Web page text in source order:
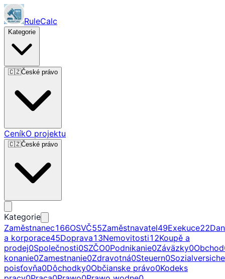
RuleCalc
Kategorie
🇨🇿České právo
CeníkO projektu
🇨🇿České právo
Kategorie
Zaměstnanec166OSVČ55Zaměstnavatel49Exekuce22
a korporace45Doprava13Nemovitosti12Koupě a
prodej0Společnosti0SZČO0Podnikanie0Záväzky0Obchod
konanie0Zamestnanie0Zdravotná0Steuern0
poisťovňa0Dôchodky0Občianske právo0Kodeks